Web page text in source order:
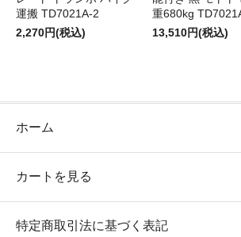
運搬 TD7021A-2
2,270円(税込)
重680kg
13,510円(税込)
ホーム
カートを見る
特定商取引法に基づく表記